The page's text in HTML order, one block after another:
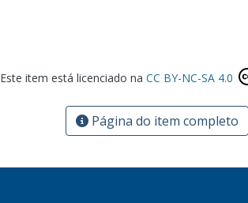
Este item está licenciado na CC BY-NC-SA 4.0
Página do item completo